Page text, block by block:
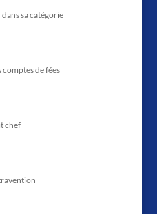
sa catégorie
comptes de fées
chef